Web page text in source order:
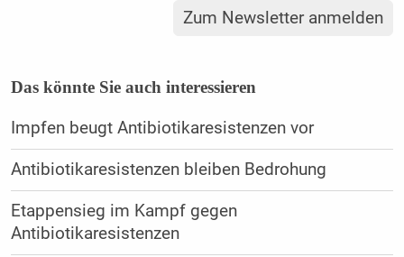
Zum Newsletter anmelden
Das könnte Sie auch interessieren
Impfen beugt Antibiotikaresistenzen vor
Antibiotikaresistenzen bleiben Bedrohung
Etappensieg im Kampf gegen
Antibiotikaresistenzen